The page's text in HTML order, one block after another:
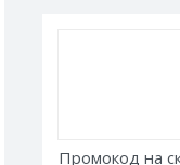
Промокод на